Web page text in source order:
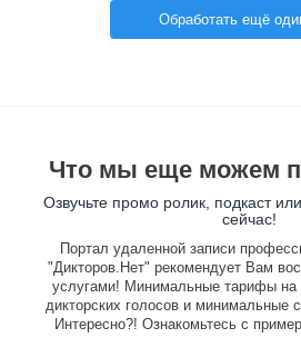
Обработать ещё
Что мы еще можем
Озвучьте промо ролик, подкаст
сейчас!
Портал удаленной записи
"Дикторов.Нет" рекомендует Вам
услугами! Минимальные тарифы на
дикторских голосов и минимальные
Интересно?! Ознакомьтесь с